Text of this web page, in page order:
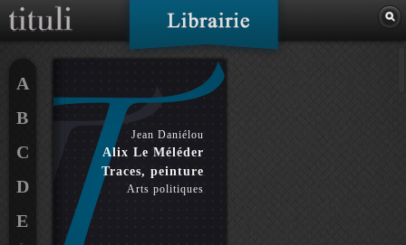
Jean Daniélou
Alix Le Méléder
Traces, peinture
Arts politiques
A
B
C
D
E